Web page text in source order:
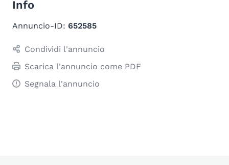
Info
Annuncio-ID: 652585
Condividi l'annuncio
Scarica l'annuncio come PDF
Segnala l'annuncio